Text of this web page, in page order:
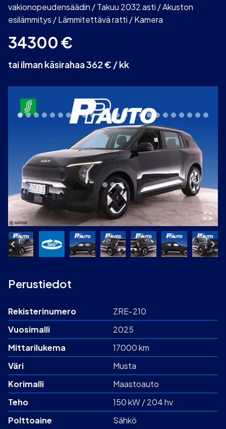
vakionopeudensäädin / Takuu 2032 asti / Akuston
esilämmitys / Lämmitettävä ratti / Kamera
34300€
tai ilman käsirahaa 362 € / kk
Perustiedot
Rekisterinumero
ZRE-210
Vuosimalli
2025
Mittarilukema
17000 km
Väri
Musta
Korimalli
Maastoauto
Teho
150 kW / 204 hv
Polttoaine
Sähkö